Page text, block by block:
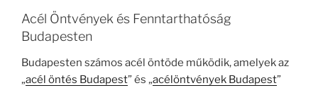
Acél Öntvények és Fenntarthatóság
Budapesten
Budapesten számos acél öntöde működik, amelyek az
„acél öntés Budapest” és „acélöntvények Budapest”